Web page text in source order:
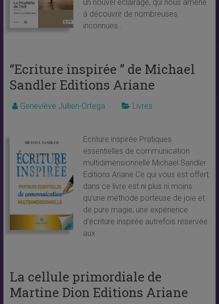
un nouvel éclairage, qui nous amène
à découvrir de nombreuses
inconnues..
“Ecriture inspirée ” de Michael
Sandler Editions Ariane
Geneviève Jullien-Ortega Livres
Ecriture inspirée Pratiques
essentielles de communication
multidimensionnelle Michael Sandler
Editions Ariane Ce qui vous est offert
dans ce livre est ni plus ni moins
qu’une méthode porteuse de joie et
de pure magie, une expérience
d’écriture inspirée autrefois réservée
aux
La cellule primordiale de
Martine Dion Editions Ariane